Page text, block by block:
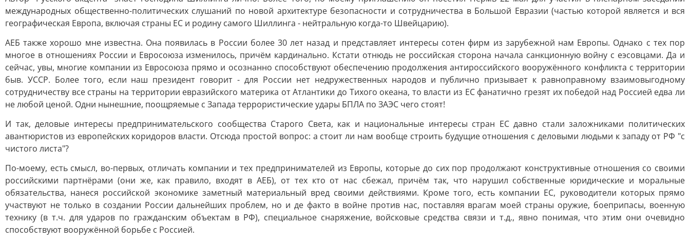
международных общественно-политических слушаний по новой архитектуре безопасности и сотрудничества в Большой Евразии (частью которой является и вся
географическая Европа, включая страны ЕС и родину самого Шиллинга - нейтральную когда-то Швейцарию).
АЕБ также хорошо мне известна. Она появилась в России более 30 лет назад и представляет интересы сотен фирм из зарубежной нам Европы. Однако с тех пор
многое в отношениях России и Евросоюза изменилось, причём кардинально. Кстати отнюдь не российская сторона начала санкционную войну с еэсовцами. Да и
сейчас, увы, многие компании из Евросоюза прямо и осознанно способствуют обеспечению продолжения антироссийского вооружённого конфликта с территории
быв. УССР. Более того, если наш президент говорит - для России нет недружественных народов и публично призывает к равноправному взаимовыгодному
сотрудничеству все страны на территории евразийского материка от Атлантики до Тихого океана, то власти из ЕС фанатично грезят их победой над Россией едва ли
не любой ценой. Одни нынешние, поощряемые с Запада террористические удары БПЛА по ЗАЭС чего стоят!
И так, деловые интересы предпринимательского сообщества Старого Света, как и национальные интересы стран ЕС давно стали заложниками политических
авантюристов из европейских коридоров власти. Отсюда простой вопрос: а стоит ли нам вообще строить будущие отношения с деловыми людьми к западу от РФ "с
чистого листа"?
По-моему, есть смысл, во-первых, отличать компании и тех предпринимателей из Европы, которые до сих пор продолжают конструктивные отношения со своими
российскими партнёрами (они же, как правило, входят в АЕБ), от тех кто от нас сбежал, причём так, что нарушил собственные юридические и моральные
обязательства, нанеся российской экономике заметный материальный вред своими действиями. Кроме того, есть компании ЕС, руководители которых прямо
участвуют не только в создании России дальнейших проблем, но и де факто в войне против нас, поставляя врагам моей страны оружие, боеприпасы, военную
технику (в т.ч. для ударов по гражданским объектам в РФ), специальное снаряжение, войсковые средства связи и т.д., явно понимая, что этим они очевидно
способствуют вооружённой борьбе с Россией.